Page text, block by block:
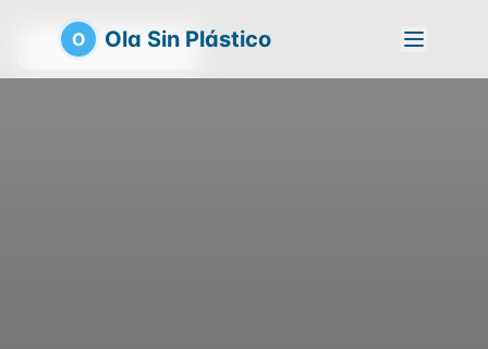
O Ola Sin Plástico
Volver a la playa